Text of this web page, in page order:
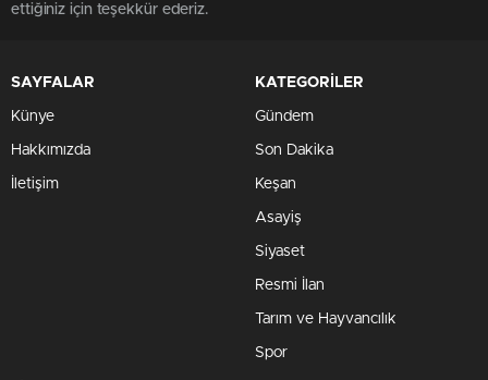
ettiğiniz için teşekkür ederiz.
SAYFALAR
Künye
Hakkımızda
İletişim
KATEGORİLER
Gündem
Son Dakika
Keşan
Asayiş
Siyaset
Resmi İlan
Tarım ve Hayvancılık
Spor